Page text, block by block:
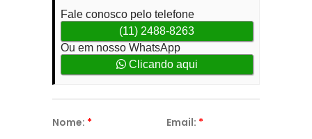
Fale conosco pelo telefone
(11) 2488-8263
Ou em nosso WhatsApp
Clicando aqui
Nome: * Email: *